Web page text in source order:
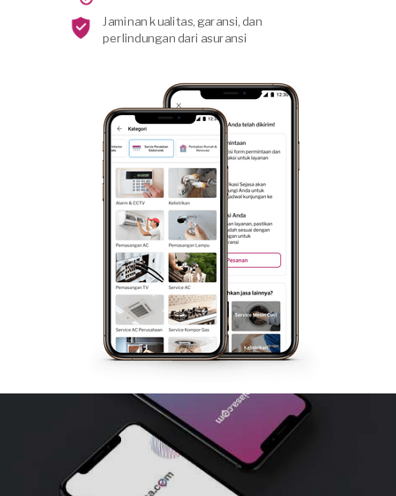
Jaminan kualitas, garansi, dan
perlindungan dari asuransi